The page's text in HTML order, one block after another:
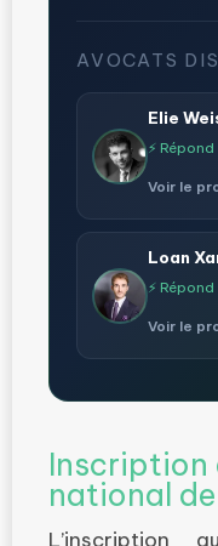
AVOCATS
Elie
⚡
Voir le
Loan
⚡
Voir le
Inscription
national
L’inscription